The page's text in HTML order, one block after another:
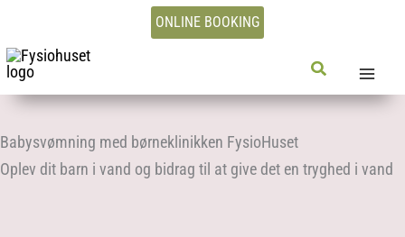
indholdet
ONLINE BOOKING
Søg
Babysvømning med børneklinikken FysioHuset
Oplev dit barn i vand og bidrag til at give det en tryghed i vand